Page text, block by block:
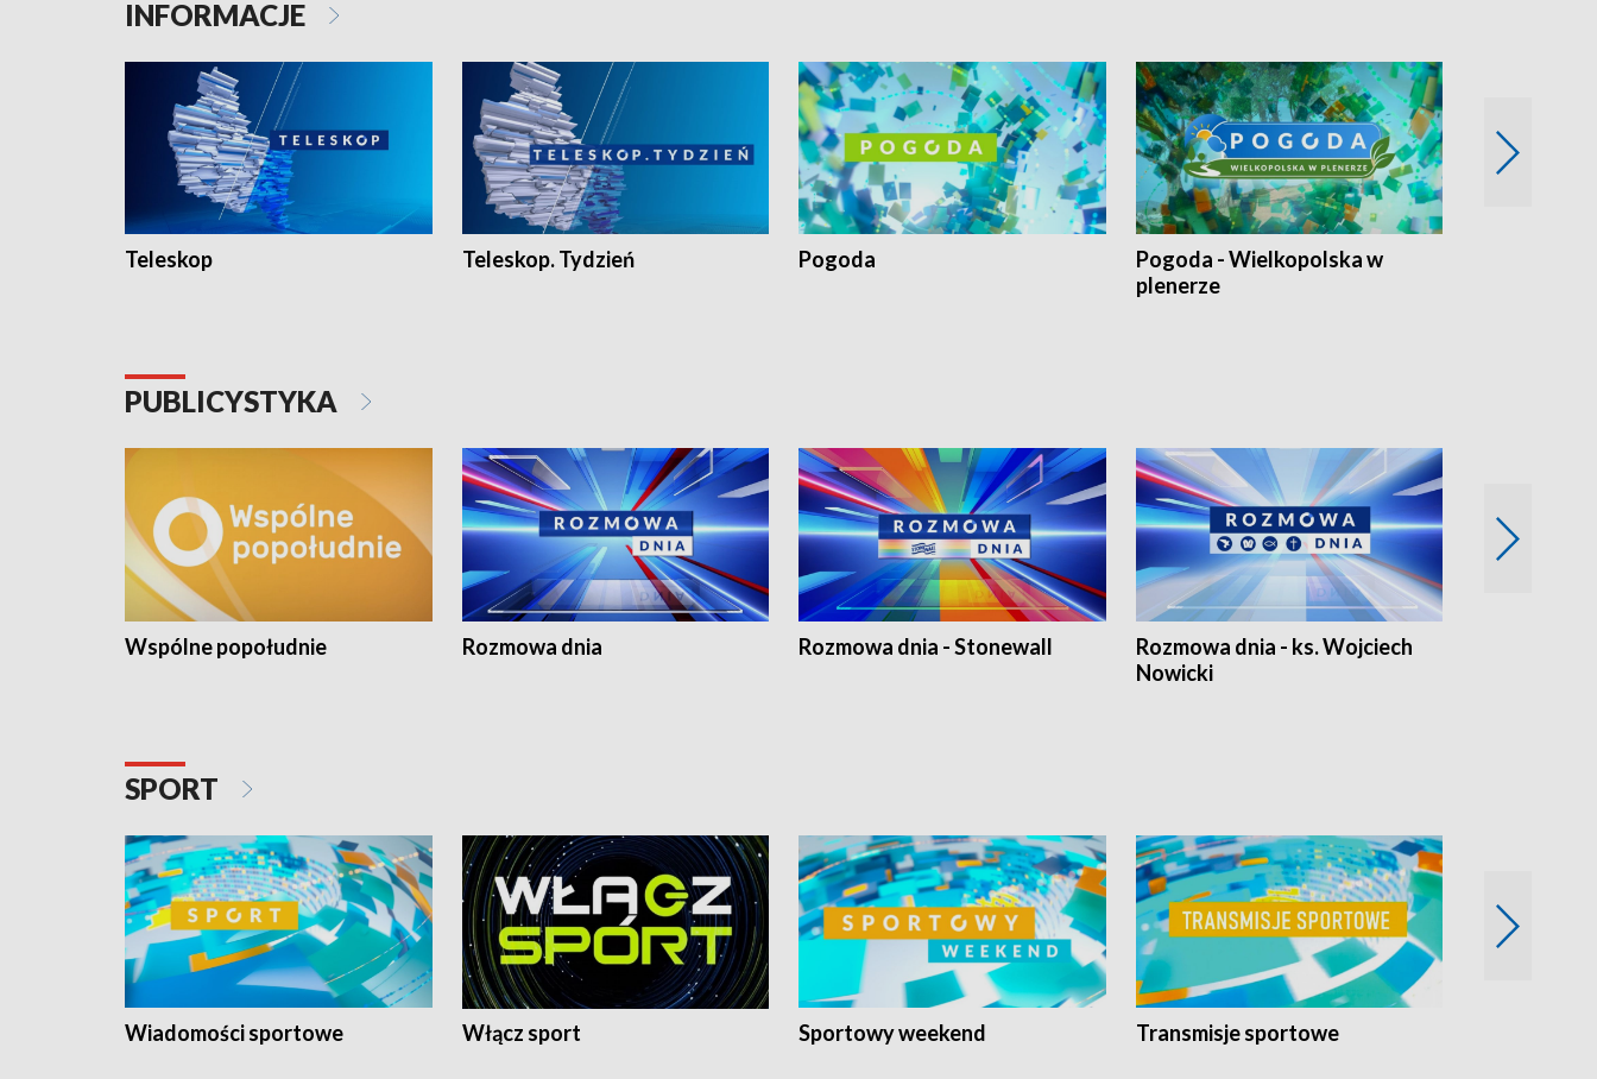
INFORMACJE
Teleskop Teleskop. Tydzień Pogoda
Pogoda - Wielkopolska w
plenerze
PUBLICYSTYKA
Wspólne popołudnie Rozmowa dnia Rozmowa dnia - Stonewall
Rozmowa dnia - ks. Wojciech
Nowicki
SPORT
Wiadomości sportowe Włącz sport Sportowy weekend Transmisje sportowe